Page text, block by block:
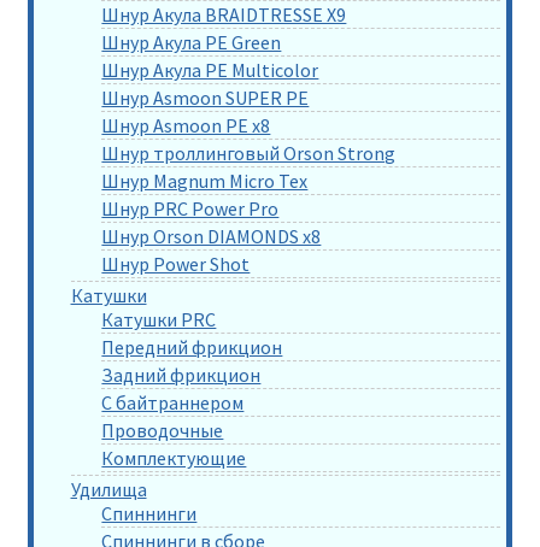
Шнур Акула BRAIDTRESSE X9
Шнур Акула PE Green
Шнур Акула PE Multicolor
Шнур Asmoon SUPER PE
Шнур Asmoon PE x8
Шнур троллинговый Orson Strong
Шнур Magnum Micro Tex
Шнур PRC Power Pro
Шнур Orson DIAMONDS x8
Шнур Power Shot
Катушки
Катушки PRC
Передний фрикцион
Задний фрикцион
С байтраннером
Проводочные
Комплектующие
Удилища
Спиннинги
Спиннинги в сборе